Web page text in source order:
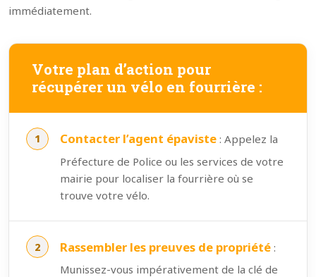
immédiatement.
Votre plan d’action pour
récupérer un vélo en fourrière :
Contacter l’agent épaviste : Appelez la
Préfecture de Police ou les services de votre
mairie pour localiser la fourrière où se
trouve votre vélo.
Rassembler les preuves de propriété :
Munissez-vous impérativement de la clé de